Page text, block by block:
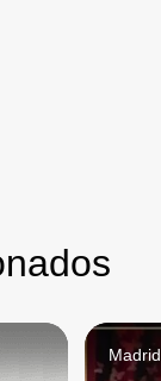
Madrid